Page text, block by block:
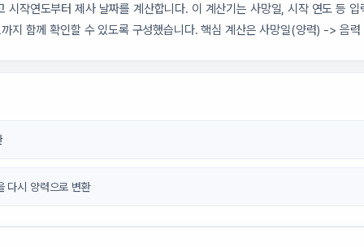
시작연도부터 제사 날짜를 계산합니다. 이 계산기는 사망일, 시작 연도 등
지 함께 확인할 수 있도록 구성했습니다. 핵심 계산은 사망일(양력) -> 음
다시 양력으로 변환